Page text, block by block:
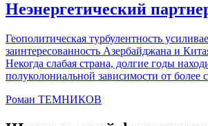
Неэнергетический
Геополитическая турбулентность
заинтересованность Азербайджана и
Некогда слабая страна, долгие годы
полуколониальной зависимости от более
Роман ТЕМНИКОВ